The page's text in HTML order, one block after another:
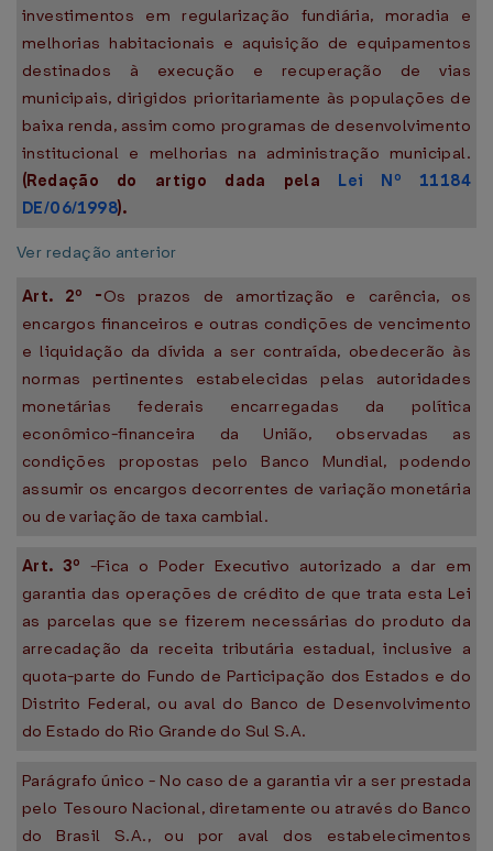
investimentos em regularização fundiária, moradia e
melhorias habitacionais e aquisição de equipamentos
destinados à execução e recuperação de vias
municipais, dirigidos prioritariamente às populações de
baixa renda, assim como programas de desenvolvimento
institucional e melhorias na administração municipal.
(Redação do artigo dada pela Lei Nº 11184
DE/06/1998).
Ver redação anterior
Art. 2º -Os prazos de amortização e carência, os
encargos financeiros e outras condições de vencimento
e liquidação da dívida a ser contraída, obedecerão às
normas pertinentes estabelecidas pelas autoridades
monetárias federais encarregadas da política
econômico-financeira da União, observadas as
condições propostas pelo Banco Mundial, podendo
assumir os encargos decorrentes de variação monetária
ou de variação de taxa cambial.
Art.3º -Fica o Poder Executivo autorizado a dar em
garantia das operações de crédito de que trata esta Lei
as parcelas que se fizerem necessárias do produto da
arrecadação da receita tributária estadual, inclusive a
quota-parte do Fundo de Participação dos Estados e do
Distrito Federal, ou aval do Banco de Desenvolvimento
do Estado do Rio Grande do Sul S.A.
Parágrafo único - No caso de a garantia vir a ser prestada
pelo Tesouro Nacional, diretamente ou através do Banco
do Brasil S.A., ou por aval dos estabelecimentos